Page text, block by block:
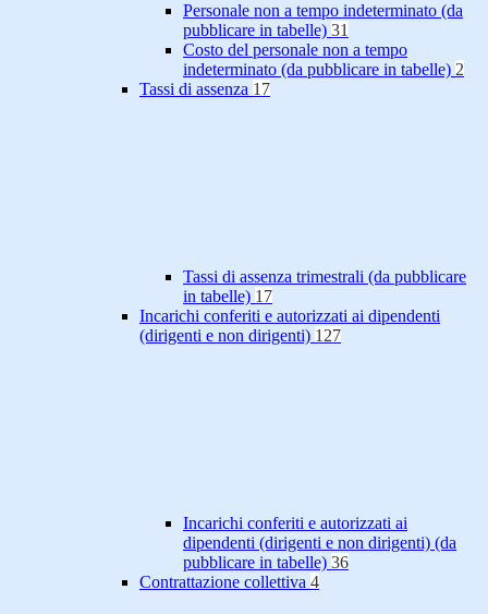
Personale non a tempo indeterminato (da
pubblicare in tabelle) 31
Costo del personale non a tempo
indeterminato (da pubblicare in tabelle) 2
Tassi di assenza 17
Tassi di assenza trimestrali (da pubblicare
in tabelle) 17
Incarichi conferiti e autorizzati ai dipendenti
(dirigenti e non dirigenti) 127
Incarichi conferiti e autorizzati ai
dipendenti (dirigenti e non dirigenti) (da
pubblicare in tabelle) 36
Contrattazione collettiva 4